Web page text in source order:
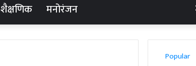
शैक्षणिक मनोरंजन
Popular